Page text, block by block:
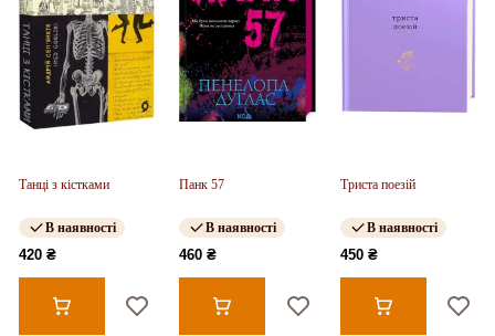
Танці з кістками
В наявності
420 ₴
Панк 57
В наявності
460 ₴
Триста поезій
В наявності
450 ₴